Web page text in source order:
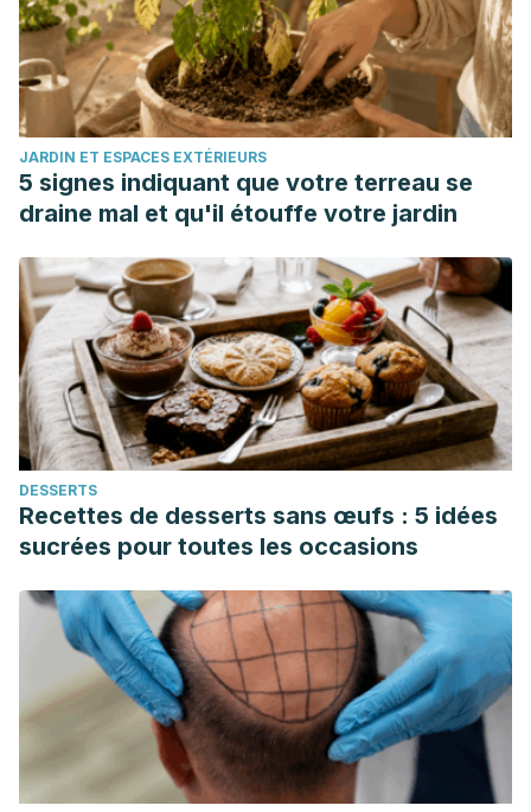
2023.
https://www.inecol.mx/inecol/index.php/es/component/
planta-del-mes/621-bella-aurora
North Carolina Extension Gardener Plant Toolbox. (s.f.).
Edgeworthia chrysantha. North Carolina State University.
Consultado el 29 de noviembre de 2023.
https://plants.ces.ncsu.edu/plants/edgeworthia-chrysantha/
North Carolina Extension Gardener Plant Toolbox. (s.f.).
Sarcococca hookeriana. North Carolina State University.
Consultado el 29 de noviembre de 2023.
https://plants.ces.ncsu.edu/plants/sarcococca-hookeriana/
The Arboretum in Horsholm. (s.f.).Chinese Witch hazel –
Hamamelis mollis. University of Copenhagen. Consultado el
29 de noviembre de 2023.
https://ign.ku.dk/arboretum-
hoersholm/plant_descriptions/february_hamamelis_mollis/
flowering camellias
de 2023.https://www.rhs.org.uk/plants/camellia/autumn-
winter-flowering
The Royal Horticultural Society. (s.f.).
Dafne odora. RHS.
Consultado el 29 de noviembre de 2023.
https://www.rhs.org.uk/plants/31151/daphne-odora/details
The Royal Horticultural Society. (s.f.).Galanthus nivalis
. RHS.
Consultado el 28 de noviembre de 2023.
JARDIN ET ESPACES EXTÉRIEURS
5 signes indiquant que votre terreau se
draine mal et qu'il étouffe votre jardin
DESSERTS
Recettes de desserts sans œufs : 5 idées
sucrées pour toutes les occasions